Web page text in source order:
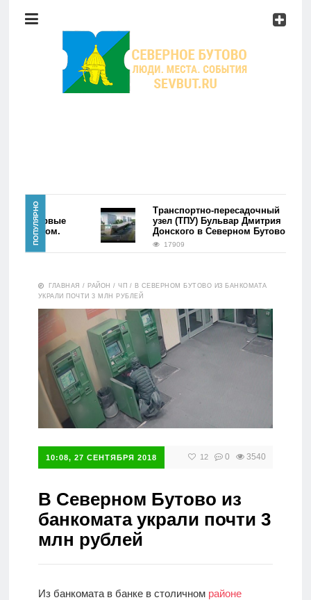
Район
Мероприятия
Главная
Новости
Мероприятия
Справочник
ПОПУЛЯРНО
Первые
фэйком.
Транспортно-пересадочный
узел (ТПУ) Бульвар Дмитрия
Донского в Северном Бутово
17909
ГЛАВНАЯ / РАЙОН /ЧП / В СЕВЕРНОМ БУТОВО ИЗ БАНКОМАТА
УКРАЛИ ПОЧТИ 3 МЛН РУБЛЕЙ
10:08, 27 СЕНТЯБРЯ 2018 12 0 3540
В Северном Бутово из
банкомата украли почти 3
млн рублей
Из банкомата в банке в столичном районе